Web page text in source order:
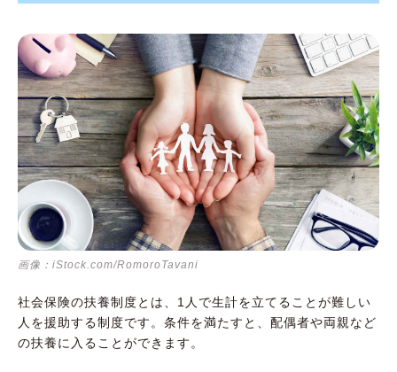
画像：iStock.com/RomoroTavani
社会保険の扶養制度とは、1人で生計を立てることが難しい
人を援助する制度です。条件を満たすと、配偶者や両親など
の扶養に入ることができます。